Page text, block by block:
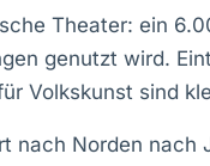
Theater: ein
genutzt wird.
Volkskunst sind
nach Norden nach